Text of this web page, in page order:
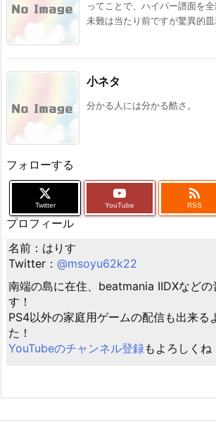
ってことで、ハイパー譜面を全
未難は当たり前ですが驚異的
小ネタ
分かる人には分かる酷さ。
フォローする
Twitter YouTube

RSS
プロフィール
名前：はりす
Twitter： @msoyu62k22
南端の島に在住、beatmania IIDXなど
す！
PS4以外の家庭用ゲームの配信も出来る
た！
YouTubeのチャンネル登録もよろしくね